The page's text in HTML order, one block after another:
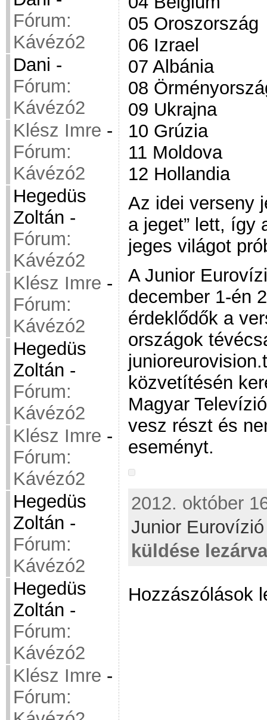
Fórum:
Kávézó2
Dani -
Fórum:
Kávézó2
Klész Imre -
Fórum:
Kávézó2
Hegedüs
Zoltán -
Fórum:
Kávézó2
Klész Imre -
Fórum:
Kávézó2
Hegedüs
Zoltán -
Fórum:
Kávézó2
Klész Imre -
Fórum:
Kávézó2
Hegedüs
Zoltán -
Fórum:
Kávézó2
Hegedüs
Zoltán -
Fórum:
Kávézó2
Klész Imre -
Fórum:
05 Oroszország
06 Izrael
07 Albánia
08
09 Ukrajna
10 Grúzia
11 Moldova
12 Hollandia
Az idei verseny
a jeget” lett, így
jeges világot
A Junior
december 1-én
érdeklődők a
országok
közvetítésén
Magyar
vesz részt és
eseményt.
2012. október
Junior
küldése lezárva
Hozzászólások